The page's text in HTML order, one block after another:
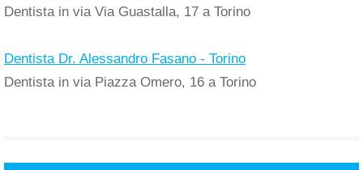
Dentista in via Via Guastalla, 17 a Torino
Dentista Dr. Alessandro Fasano - Torino
Dentista in via Piazza Omero, 16 a Torino